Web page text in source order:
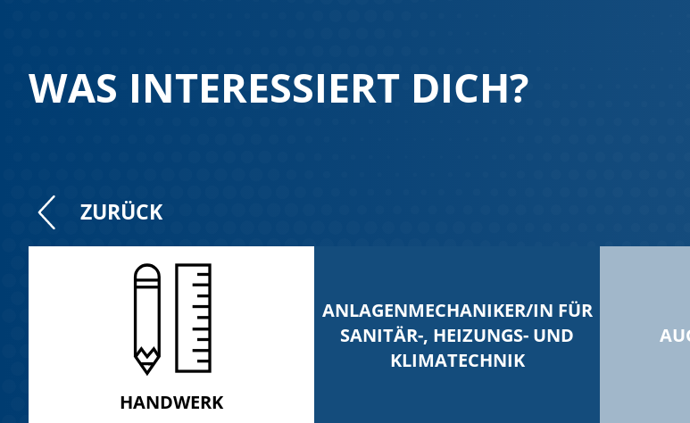
WAS INTERESSIERT DICH?
ZURÜCK
HANDWERK
ANLAGENMECHANIKER/IN FÜR
SANITÄR-, HEIZUNGS- UND
KLIMATECHNIK